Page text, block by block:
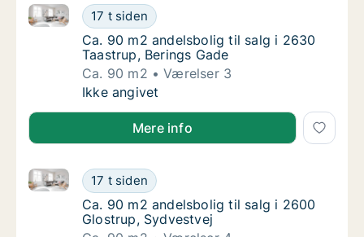
Ca. 90 m2 andelsbolig til salg i 2630
17 t siden
Ca. 90 m2 andelsbolig til salg i 2630 Taastrup,
Ca. 90 m2 andelsbolig til salg i 2630
Ca. 90 m2 andelsbolig til salg i 2630
Taastrup, Berings Gade
Ca. 90 m2
Værelser 3
Ca. 90 m2 andelsbolig til salg i 2630
Ikke angivet
Mere info
Ca. 90 m2 andelsbolig til salg i 2600
17 t siden
Ca. 90 m2 andelsbolig til salg i 2600 Glostrup,
Ca. 90 m2 andelsbolig til salg i 2600
Ca. 90 m2 andelsbolig til salg i 2600
Glostrup, Sydvestvej